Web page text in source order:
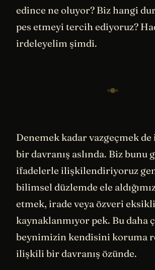
edince ne oluyor? Biz hangi
pes etmeyi tercih ediyoruz?
irdeleyelim şimdi.
Denemek kadar vazgeçmek de
bir davranış aslında. Biz bunu
ifadelerle ilişkilendiriyoruz
bilimsel düzlemde ele
etmek, irade veya özveri
kaynaklanmıyor pek. Bu daha
beynimizin kendisini koruma
ilişkili bir davranış özünde.